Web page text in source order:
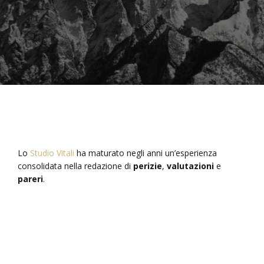
Lo Studio Vitali ha maturato negli anni un’esperienza
consolidata nella redazione di perizie, valutazioni e
pareri.